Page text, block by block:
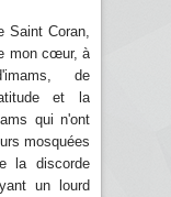
Saint Coran,
mon cœur, à
de
et la
qui n'ont
mosquées
la discorde
un lourd